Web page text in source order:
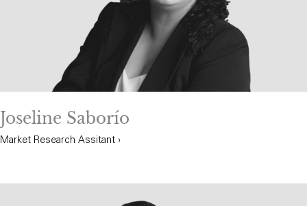
Joseline Saborío
Market Research Assitant ›